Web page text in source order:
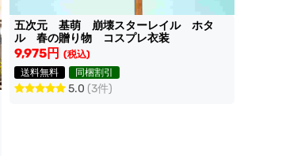
五次元 基萌 崩壊スターレイル ホタ
ル 春の贈り物 コスプレ衣装
9,975円 (税込)
送料無料
同梱割引
5.0 (3件)